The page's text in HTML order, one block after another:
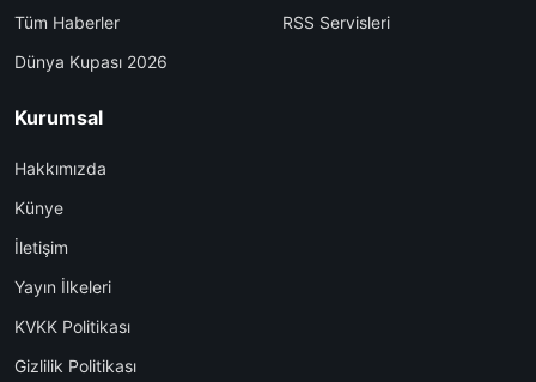
Tüm Haberler
Dünya Kupası 2026
RSS Servisleri
Kurumsal
Hakkımızda
Künye
İletişim
Yayın İlkeleri
KVKK Politikası
Gizlilik Politikası